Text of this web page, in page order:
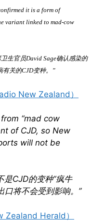
it is a form of
variant linked to mad-cow
生官员David Sage确认感染的
有关的CJD变种。”
New Zealand）
“mad cow
of CJD, so New
will not be
是CJD的变种“疯牛
口将不会受到影响。”
Herald）